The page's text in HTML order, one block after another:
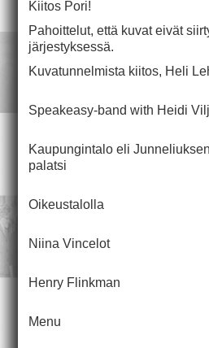
Kiitos Pori!
Pahoittelut, että kuvat eivät
järjestyksessä.
Kuvatunnelmista kiitos, Heli
Speakeasy-band with Heidi
Kaupungintalo eli Junneliuksen
palatsi
Oikeustalolla
Niina Vincelot
Henry Flinkman
Menu